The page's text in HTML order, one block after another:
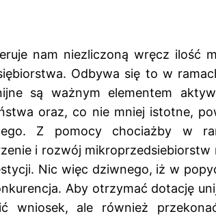
nam niezliczoną wręcz ilość
Odbywa się to w
są ważnym elementem
oraz, co nie mniej istotne,
Z pomocy chociażby w
i rozwój mikroprzedsiebiorstw
Nic więc dziwnego, iż w
Aby otrzymać dotację
wniosek, ale również